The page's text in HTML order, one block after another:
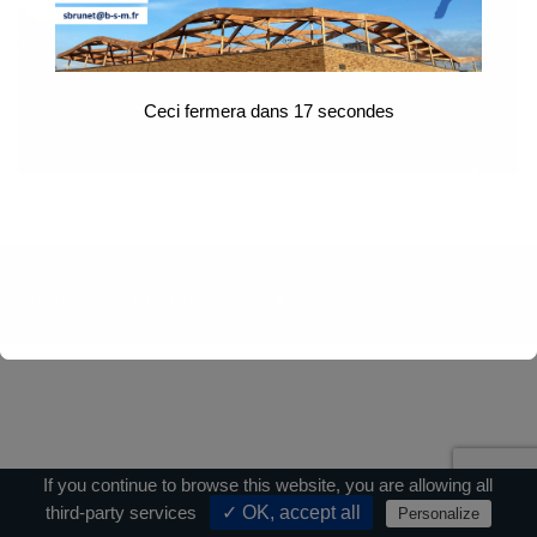
Ceci fermera dans 17secondes
If you continue to browse this website, you are allowing all
third-party services
✓ OK, accept all Personalize